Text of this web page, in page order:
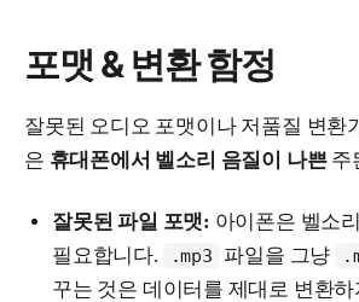
포맷 & 변환 함정
잘못된 오디오 포맷이나 저품질 변환
은 휴대폰에서 벨소리 음질이 나쁜주
잘못된 파일 포맷: 아이폰은 벨소
필요합니다.
.mp3 파일을 그냥
꾸는 것은 데이터를 제대로 변환하